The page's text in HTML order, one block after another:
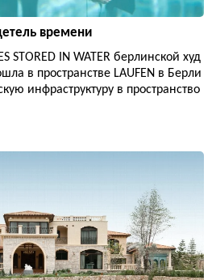
времени
STORED IN WATER берлинской худ
в пространстве LAUFEN в Берли
инфраструктуру в пространство